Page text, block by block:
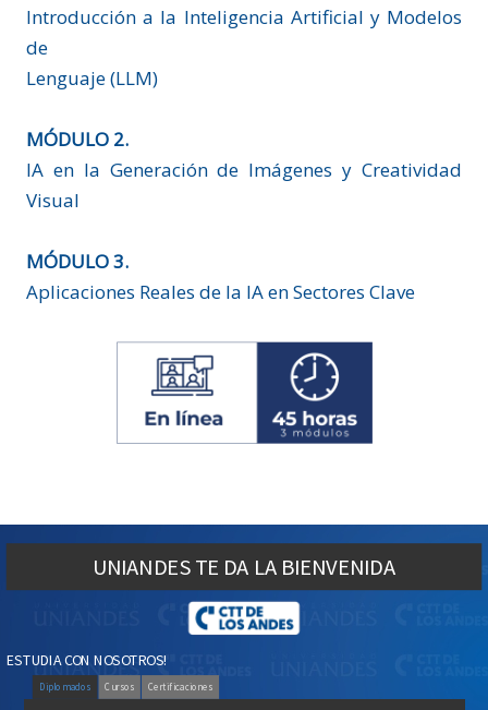
Introducción a la Inteligencia Artificial y Modelos
de
Lenguaje (LLM)
MÓDULO 2.
IA en la Generación de Imágenes y Creatividad
Visual
MÓDULO 3.
Aplicaciones Reales de la IA en Sectores Clave